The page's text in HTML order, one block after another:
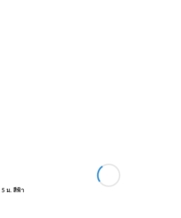
5 ม. สีฟ้า